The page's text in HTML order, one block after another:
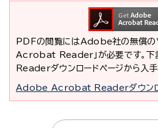
PDFの閲覧にはAdobe社の無償の
Acrobat Reader」が必要です。
Readerダウンロードページから入手
Adobe Acrobat Readerダウン